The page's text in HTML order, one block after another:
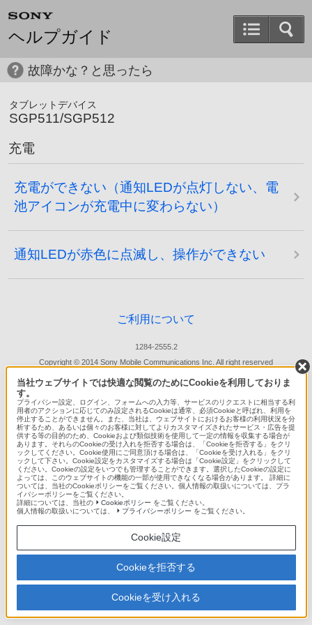
ヘルプガイド
故障かな？と思ったら
タブレットデバイス
SGP511/SGP512
充電
充電ができない（通知LEDが点灯しない、電
池アイコンが充電中に変わらない）
通知LEDが赤色に点滅し、操作ができない
ご利用について
1284-2555.2
Copyright © 2014 Sony Mobile Communications Inc. All right reserved
当社ウェブサイトでは快適な閲覧のためにCookieを利用しておりま
す。
プライバシー設定、ログイン、フォームへの入力等、サービスのリクエストに相当する利
用者のアクションに応じてのみ設定されるCookieは通常、必須Cookieと呼ばれ、利用を
停止することができません。また、当社は、ウェブサイトにおけるお客様の利用状況を分
析するため、あるいは個々のお客様に対してよりカスタマイズされたサービス・広告を提
供する等の目的のため、Cookieおよび類似技術を使用して一定の情報を収集する場合が
あります。それらのCookieの受け入れを拒否する場合は、「Cookieを拒否する」をクリ
ックしてください。Cookie使用にご同意頂ける場合は、「Cookieを受け入れる」をクリ
ックして下さい。Cookie設定をカスタマイズする場合は「Cookie設定」をクリックして
ください。Cookieの設定をいつでも管理することができます。選択したCookieの設定に
よっては、このウェブサイトの機能の一部が使用できなくなる場合があります。 詳細に
ついては、当社のCookieポリシーをご覧ください。個人情報の取扱いについては、プラ
イバシーポリシーをご覧ください。
詳細については、当社の
Cookieポリシー をご覧ください。
個人情報の取扱いについては、
プライバシーポリシー をご覧ください。
Cookie設定
Cookieを拒否する
Cookieを受け入れる